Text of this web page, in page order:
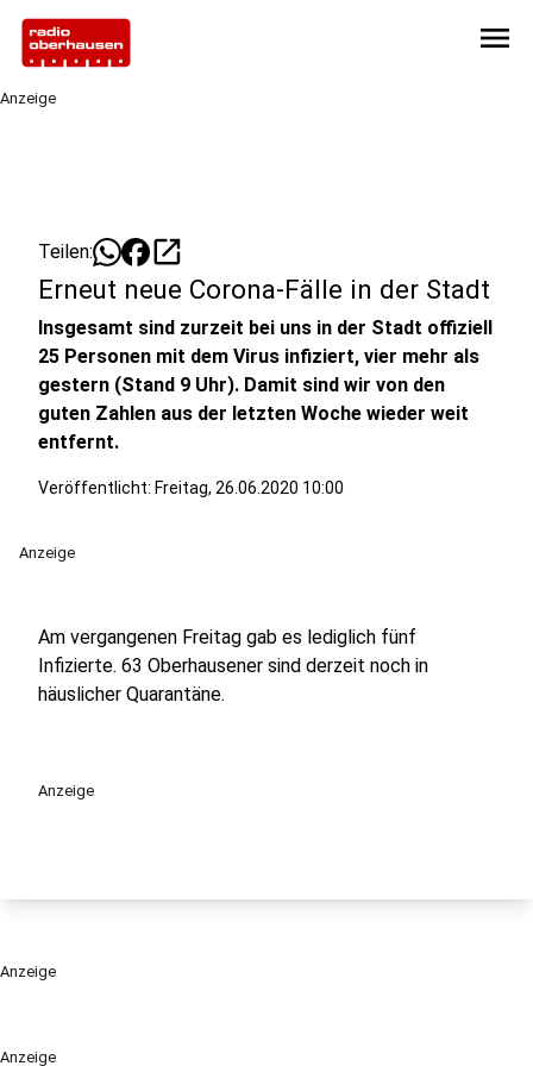
menu
Anzeige
Anzeige
Teilen: open_in_new
Erneut neue Corona-Fälle in der Stadt
Insgesamt sind zurzeit bei uns in der Stadt offiziell
25 Personen mit dem Virus infiziert, vier mehr als
gestern (Stand 9 Uhr). Damit sind wir von den
guten Zahlen aus der letzten Woche wieder weit
entfernt.
Veröffentlicht: Freitag, 26.06.2020 10:00
Anzeige
Am vergangenen Freitag gab es lediglich fünf
Infizierte. 63 Oberhausener sind derzeit noch in
häuslicher Quarantäne.
Anzeige
Anzeige